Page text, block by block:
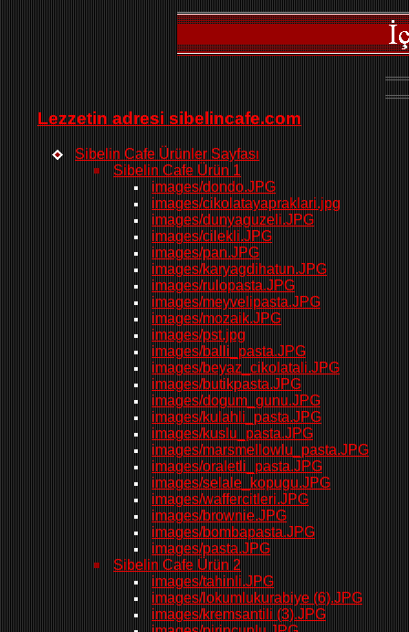
Lezzetin adresi sibelincafe.com
Sibelin Cafe Ürünler Sayfası
Sibelin Cafe Ürün 1
images/dondo.JPG
images/cikolatayapraklari.jpg
images/dunyaguzeli.JPG
images/cilekli.JPG
images/pan.JPG
images/karyagdihatun.JPG
images/rulopasta.JPG
images/meyvelipasta.JPG
images/mozaik.JPG
images/pst.jpg
images/balli_pasta.JPG
images/beyaz_cikolatali.JPG
images/butikpasta.JPG
images/dogum_gunu.JPG
images/kulahli_pasta.JPG
images/kuslu_pasta.JPG
images/marsmellowlu_pasta.JPG
images/oraletli_pasta.JPG
images/selale_kopugu.JPG
images/waffercitleri.JPG
images/brownie.JPG
images/bombapasta.JPG
images/pasta.JPG
Sibelin Cafe Ürün 2
images/tahinli.JPG
images/lokumlukurabiye (6).JPG
images/kremsantili (3).JPG